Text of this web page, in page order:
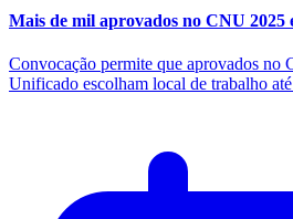
Mais de mil aprovados no CNU 2025
Convocação permite que aprovados no
Unificado escolham local de trabalho